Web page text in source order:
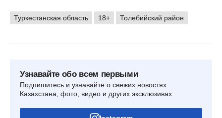
Туркестанская область 18+ Толебийский район
Узнавайте обо всем первыми
Подпишитесь и узнавайте о свежих новостях
Казахстана, фото, видео и других эксклюзивах